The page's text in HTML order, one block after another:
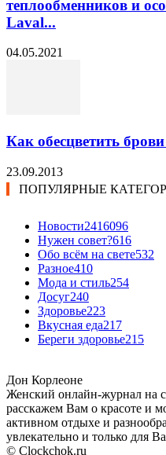
теплообменников и
Laval...
04.05.2021
Как обесцветить
23.09.2013
ПОПУЛЯРНЫЕ
Новости2416096
Нужен совет?616
Обо всём на свете532
Разное410
Мода и стиль254
Досуг240
Здоровье223
Вкусная еда217
Береги здоровье215
Дон Корлеоне
Женский онлайн-журнал на
расскажем Вам о красоте и
активном отдыхе и
увлекательно и только для
© Clockchok.ru